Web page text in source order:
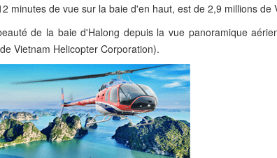
minutes de vue sur la baie d'en haut, est de 2,9 millions de
de la baie d'Halong depuis la vue panoramique
Vietnam Helicopter Corporation).